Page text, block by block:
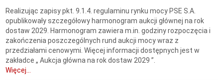
Realizując zapisy pkt. 9.1.4. regulaminu rynku mocy PSE S.A.
opublikowały szczegółowy harmonogram aukcji głównej na rok
dostaw 2029. Harmonogram zawiera m.in. godziny rozpoczęcia i
zakończenia poszczególnych rund aukcji mocy wraz z
przedziałami cenowymi. Więcej informacji dostępnych jest w
zakładce „ Aukcja główna na rok dostaw 2029 ”.
Więcej...